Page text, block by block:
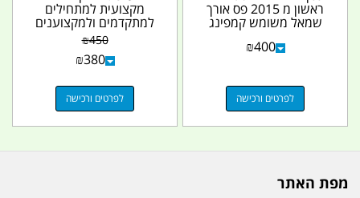
ראשון מ 2015 פס אורך
שמאל משומש קמפינג
₪400
לפרטים ורכישה
מקצועית למתחילים
למתקדמים ולמקצוענים
בשטח 6 חלקים קמפינג
לייף
₪450
₪380
לפרטים ורכישה
מפת האתר